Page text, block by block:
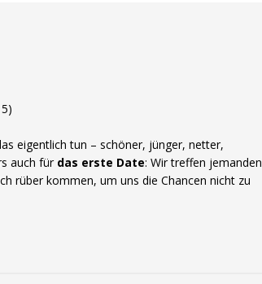
eigentlich tun – schöner, jünger, netter,
auch für das erste Date: Wir treffen jemanden
rüber kommen, um uns die Chancen nicht zu